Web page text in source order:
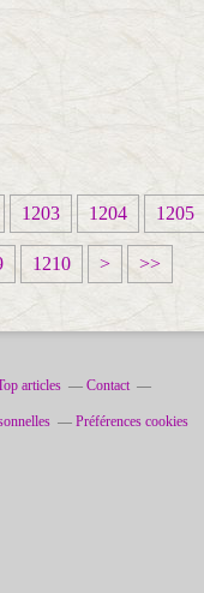
1203 1204 1205
1210
1
2
1
3
1
4
1
5
1
6
1
7
1
8
1
9
1
0
1
0
> >>
articles Contact
Préférences cookies